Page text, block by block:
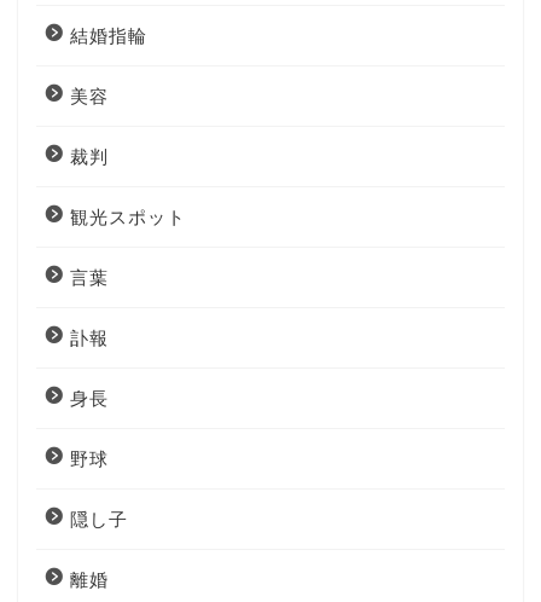
結婚指輪
美容
裁判
観光スポット
言葉
訃報
身長
野球
隠し子
離婚